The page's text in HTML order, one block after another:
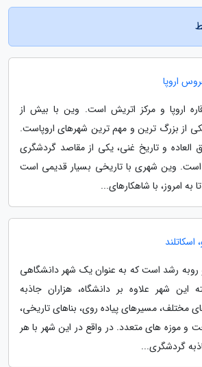
اروپا
اروپا و مرکز اتریش است. وین با بیش از
یکی از بزرگ ترین و مهم ترین شهرهای اروپاست.
العاده و تاریخ غنی، یکی از مقاصد گردشگری
است. وین شهری با تاریخی بسیار قدیمی است
به امروز، با شاهکارهای...
رشد است که به عنوان یک شهر دانشگاهی
این شهر علاوه بر دانشگاه، هزاران جاذبه
مختلف، مسیرهای پیاده روی، بناهای تاریخی،
و موزه های متعدد. در واقع در این شهر با هر
گردشگری...